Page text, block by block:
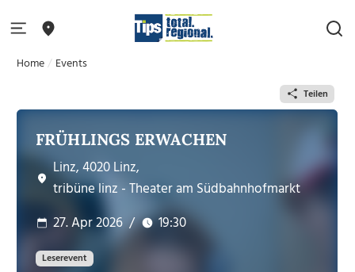
Home Events
Teilen
FRÜHLINGS ERWACHEN
Linz, 4020 Linz,
tribüne linz - Theater am Südbahnhofmarkt
27. Apr 2026 / 19:30
Leserevent